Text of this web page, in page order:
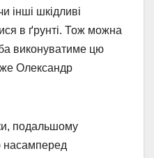
інші шкідливі
в ґрунті. Тож можна
виконуватиме цю
Олександр
подальшому
насамперед